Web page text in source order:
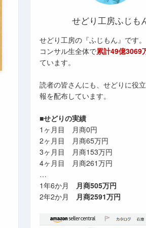
せどり工房ふじも
せどり工房の『ふじもん』です。
コンサル生全体で累計49億3069
ています。
読者の皆さんにも、せどりに役
報を配布しています。
■せどりの実績
1ヶ月目 月商0円
2ヶ月目 月商65万円
3ヶ月目 月商153万円
4ヶ月目 月商261万円
…
1年6か月 月商505万円
2年2か月 月商2591万円